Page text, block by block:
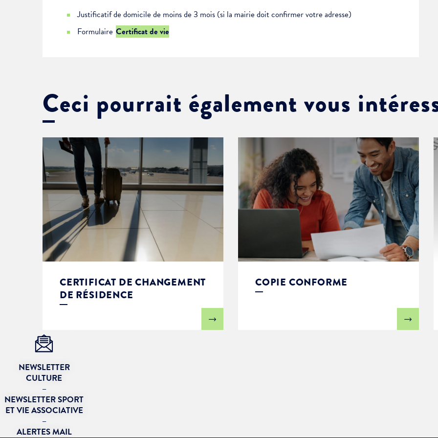
Justificatif de domicile de moins de 3 mois (si la mairie doit confirmer votre adresse)
Formulaire Certificat de vie
Ceci pourrait également vous
CERTIFICAT DE CHANGEMENT
DE RÉSIDENCE
COPIE CONFORME
NEWSLETTER
CULTURE
–
NEWSLETTER SPORT
ET VIE ASSOCIATIVE
–
ALERTES MAIL